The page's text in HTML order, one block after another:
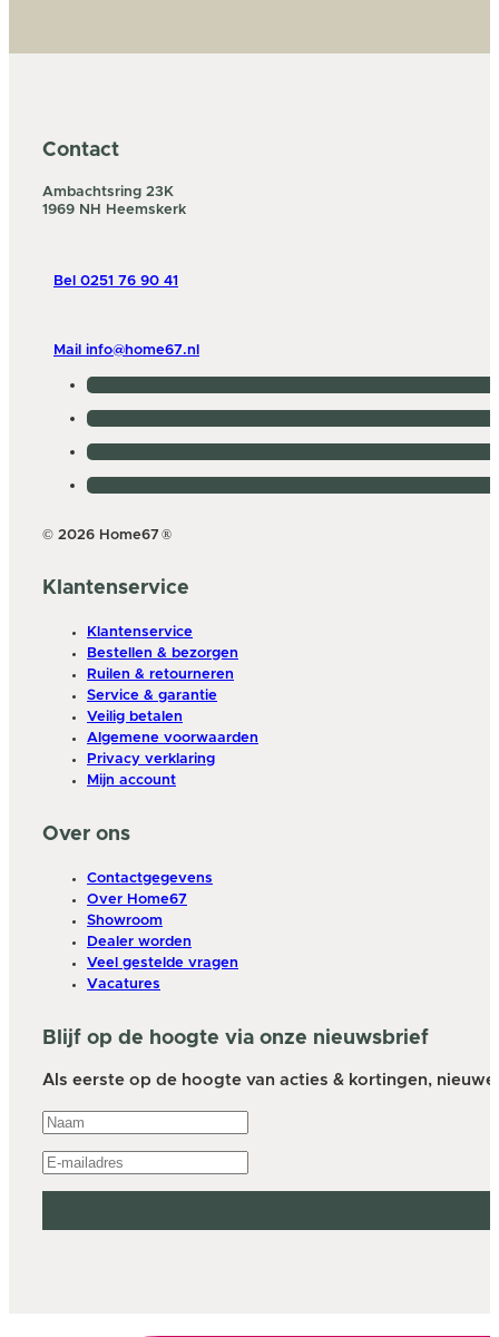
Contact
Ambachtsring 23K
1969 NH Heemskerk
Bel 0251 76 90 41
Mail info@home67.nl
© 2026 Home67 ®
Klantenservice
Klantenservice
Bestellen & bezorgen
Ruilen & retourneren
Service & garantie
Veilig betalen
Algemene voorwaarden
Privacy verklaring
Mijn account
Over ons
Contactgegevens
Over Home67
Showroom
Dealer worden
Veel gestelde vragen
Vacatures
Blijf op de hoogte via onze nieuwsbrief
Als eerste op de hoogte van acties & kortingen,